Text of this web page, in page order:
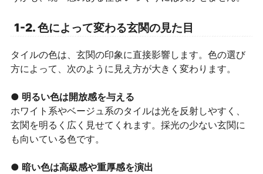
1-2. 色によって変わる玄関の見た目
タイルの色は、玄関の印象に直接影響します。色の選び
方によって、次のように見え方が大きく変わります。
● 明るい色は開放感を与える
ホワイト系やベージュ系のタイルは光を反射しやすく、
玄関を明るく広く見せてくれます。採光の少ない玄関に
も向いている色です。
● 暗い色は高級感や重厚感を演出